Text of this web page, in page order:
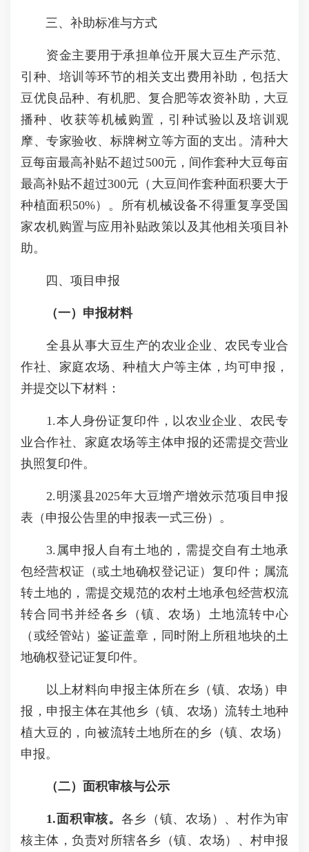
三、补助标准与方式
资金主要用于承担单位开展大豆生产示范、
引种、培训等环节的相关支出费用补助，包括大
豆优良品种、有机肥、复合肥等农资补助，大豆
播种、收获等机械购置，引种试验以及培训观
摩、专家验收、标牌树立等方面的支出。清种大
豆每亩最高补贴不超过500元，间作套种大豆每亩
最高补贴不超过300元（大豆间作套种面积要大于
种植面积50%）。所有机械设备不得重复享受国
家农机购置与应用补贴政策以及其他相关项目补
助。
四、项目申报
（一）申报材料
全县从事大豆生产的农业企业、农民专业合
作社、家庭农场、种植大户等主体，均可申报，
并提交以下材料：
1.本人身份证复印件，以农业企业、农民专
业合作社、家庭农场等主体申报的还需提交营业
执照复印件。
2.明溪县2025年大豆增产增效示范项目申报
表（申报公告里的申报表一式三份）。
3.属申报人自有土地的，需提交自有土地承
包经营权证（或土地确权登记证）复印件；属流
转土地的，需提交规范的农村土地承包经营权流
转合同书并经各乡（镇、农场）土地流转中心
（或经管站）鉴证盖章，同时附上所租地块的土
地确权登记证复印件。
以上材料向申报主体所在乡（镇、农场）申
报，申报主体在其他乡（镇、农场）流转土地种
植大豆的，向被流转土地所在的乡（镇、农场）
申报。
（二）面积审核与公示
1.面积审核。 各乡（镇、农场）、村作为审
核主体，负责对所辖各乡（镇、农场）、村申报